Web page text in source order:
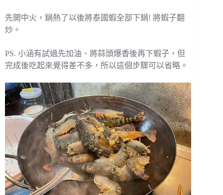
先開中火，鍋熱了以後將泰國蝦全部下鍋! 將蝦子翻
炒。
PS. 小涵有試過先加油、將蒜頭爆香後再下蝦子，但
完成後吃起來覺得差不多，所以這個步驟可以省略。